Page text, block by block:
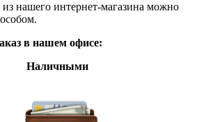
нашего интернет-магазина можно
в нашем офисе:
Наличными